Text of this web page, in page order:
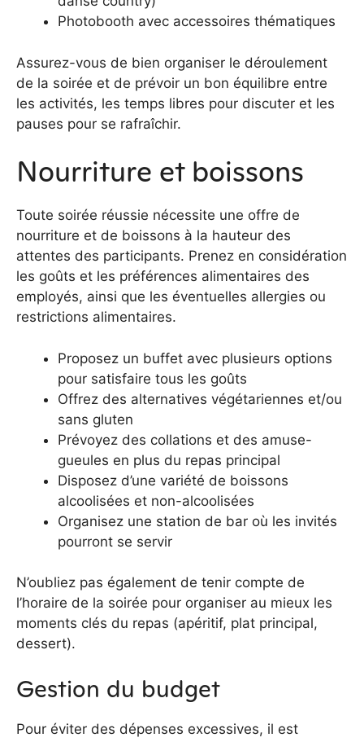
Photobooth avec accessoires thématiques
Assurez-vous de bien organiser le déroulement
de la soirée et de prévoir un bon équilibre entre
les activités, les temps libres pour discuter et les
pauses pour se rafraîchir.
Nourriture et boissons
Toute soirée réussie nécessite une offre de
nourriture et de boissons à la hauteur des
attentes des participants. Prenez en considération
les goûts et les préférences alimentaires des
employés, ainsi que les éventuelles allergies ou
restrictions alimentaires.
Proposez un buffet avec plusieurs options
pour satisfaire tous les goûts
Offrez des alternatives végétariennes et/ou
sans gluten
Prévoyez des collations et des amuse-
gueules en plus du repas principal
Disposez d’une variété de boissons
alcoolisées et non-alcoolisées
Organisez une station de bar où les invités
pourront se servir
N’oubliez pas également de tenir compte de
l’horaire de la soirée pour organiser au mieux les
moments clés du repas (apéritif, plat principal,
dessert).
Gestion du budget
Pour éviter des dépenses excessives, il est